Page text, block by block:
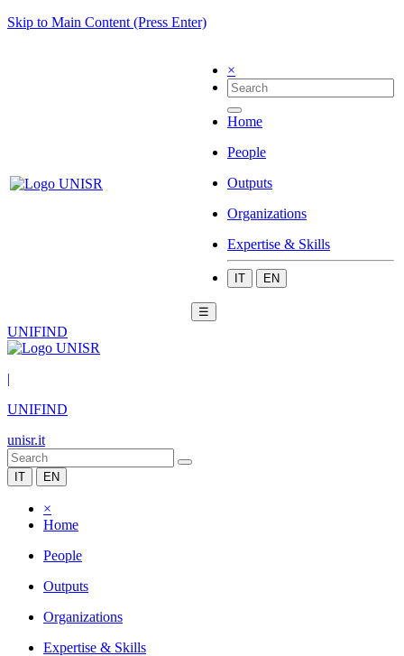
Skip to Main Content (Press Enter)
×
Home
People
Outputs
Organizations
Expertise & Skills
IT EN
☰
UNIFIND
|
UNIFIND
unisr.it
IT EN
×
Home
People
Outputs
Organizations
Expertise & Skills